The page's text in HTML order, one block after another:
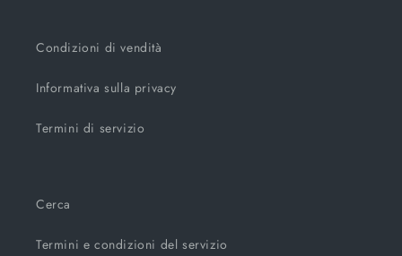
Condizioni di vendità
Informativa sulla privacy
Termini di servizio
Cerca
Termini e condizioni del servizio